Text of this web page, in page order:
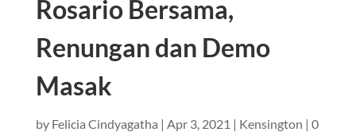
Rosario Bersama,
Renungan dan Demo
Masak
by Felicia Cindyagatha | Apr 3, 2021 | Kensington | 0